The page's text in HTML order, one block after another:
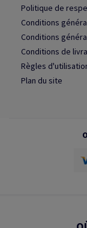
Politique de
Conditions
Conditions
Conditions de
Règles
Plan du site